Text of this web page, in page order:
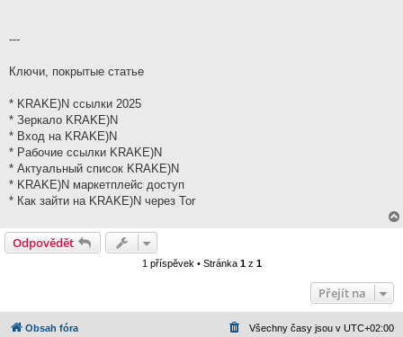
---
Ключи, покрытые статье
* KRAKE)N ссылки 2025
* Зеркало KRAKE)N
* Вход на KRAKE)N
* Рабочие ссылки KRAKE)N
* Актуальный список KRAKE)N
* KRAKE)N маркетплейс доступ
* Как зайти на KRAKE)N через Tor
Odpovědět
1 příspěvek • Stránka 1z 1
Přejít na
Obsah fóra Všechny časy jsou v UTC+02:00